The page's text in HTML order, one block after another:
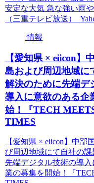
安定な大気 急な強い雨
（三重テレビ放送）
情報
【愛知県 × eiicon】
島および周辺地域に
解決のために先端デ
導入に意欲のある企
始！『TECH
TIMES
【愛知県 × eiicon】中部
び周辺地域にて自社の
先端デジタル技術の導
業の募集を開始！『